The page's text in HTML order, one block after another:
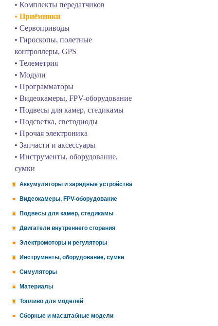
• Комплекты передатчиков
• Приёмники
• Сервоприводы
• Гироскопы, полетные
контроллеры, GPS
• Телеметрия
• Модули
• Программаторы
• Видеокамеры, FPV-оборудование
• Подвесы для камер, стедикамы
• Подсветка, светодиоды
• Прочая электроника
• Запчасти и аксессуары
• Инструменты, оборудование,
сумки
Аккумуляторы и зарядные устройства
Видеокамеры, FPV-оборудование
Подвесы для камер, стедикамы
Двигатели внутреннего сгорания
Электромоторы и регуляторы
Инструменты, оборудование, сумки
Симуляторы
Материалы
Топливо для моделей
Сборные и масштабные модели